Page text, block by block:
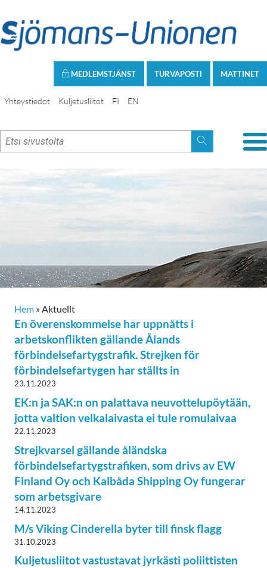
MATTINET
TURVAPOSTI
MEDLEMSTJÄNST
Yhteystiedot Kuljetusliitot FI EN
Hem »Aktuellt
En överenskommelse har uppnåtts i
arbetskonflikten gällande Ålands
förbindelsefartygstrafik. Strejken för
förbindelsefartygen har ställts in
23.11.2023
EK:n ja SAK:n on palattava neuvottelupöytään,
jotta valtion velkalaivasta ei tule romulaivaa
22.11.2023
Strejkvarsel gällande åländska
förbindelsefartygstrafiken, som drivs av EW
Finland Oy och Kalbåda Shipping Oy fungerar
som arbetsgivare
14.11.2023
M/s Viking Cinderella byter till finsk flagg
31.10.2023
Kuljetusliitot vastustavat jyrkästi poliittisten